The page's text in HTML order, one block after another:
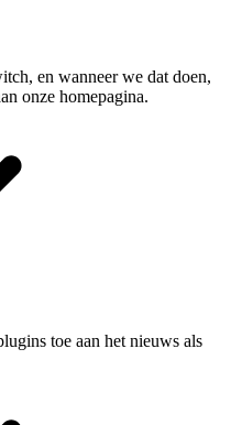
en wanneer we dat doen,
onze homepagina.
toe aan het nieuws als